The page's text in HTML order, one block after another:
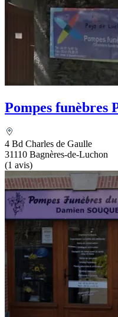
Pompes funèbres
4 Bd Charles de Gaulle
31110 Bagnères-de-Luchon
(1 avis)